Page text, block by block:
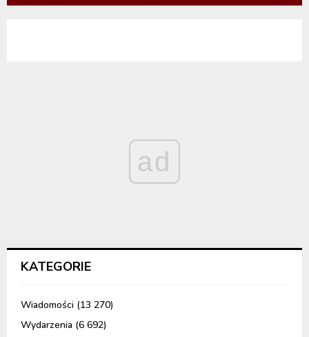
ad
KATEGORIE
Wiadomości (13 270)
Wydarzenia (6 692)